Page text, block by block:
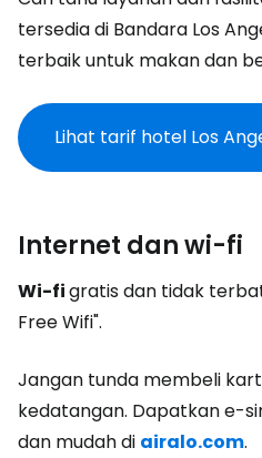
tersedia di Bandara Los
terbaik untuk makan dan
Lihat tarif hotel Los
Internet dan wi-fi
Wi-figratis dan tidak
Free Wifi".
Jangan tunda membeli
kedatangan. Dapatkan e-
dan mudah di airalo.com.